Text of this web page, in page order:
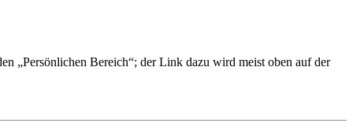
„Persönlichen Bereich“; der Link dazu wird meist oben auf der